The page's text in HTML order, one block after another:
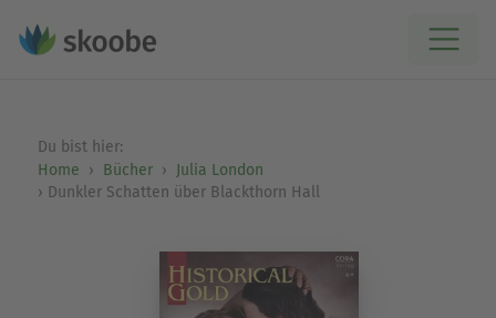
Du bist hier:
Home
Bücher
Julia London
Dunkler Schatten über Blackthorn Hall